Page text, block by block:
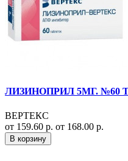
ЛИЗИНОПРИЛ 5МГ. №60
ВЕРТЕКС
от 159.60 р. от 168.00 р.
В корзину